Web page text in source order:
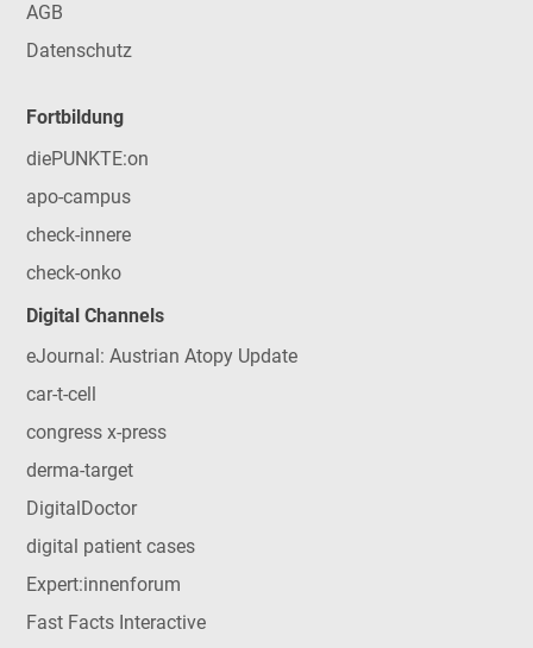
AGB
Datenschutz
Fortbildung
diePUNKTE:on
apo-campus
check-innere
check-onko
Digital Channels
eJournal: Austrian Atopy Update
car-t-cell
congress x-press
derma-target
DigitalDoctor
digital patient cases
Expert:innenforum
Fast Facts Interactive